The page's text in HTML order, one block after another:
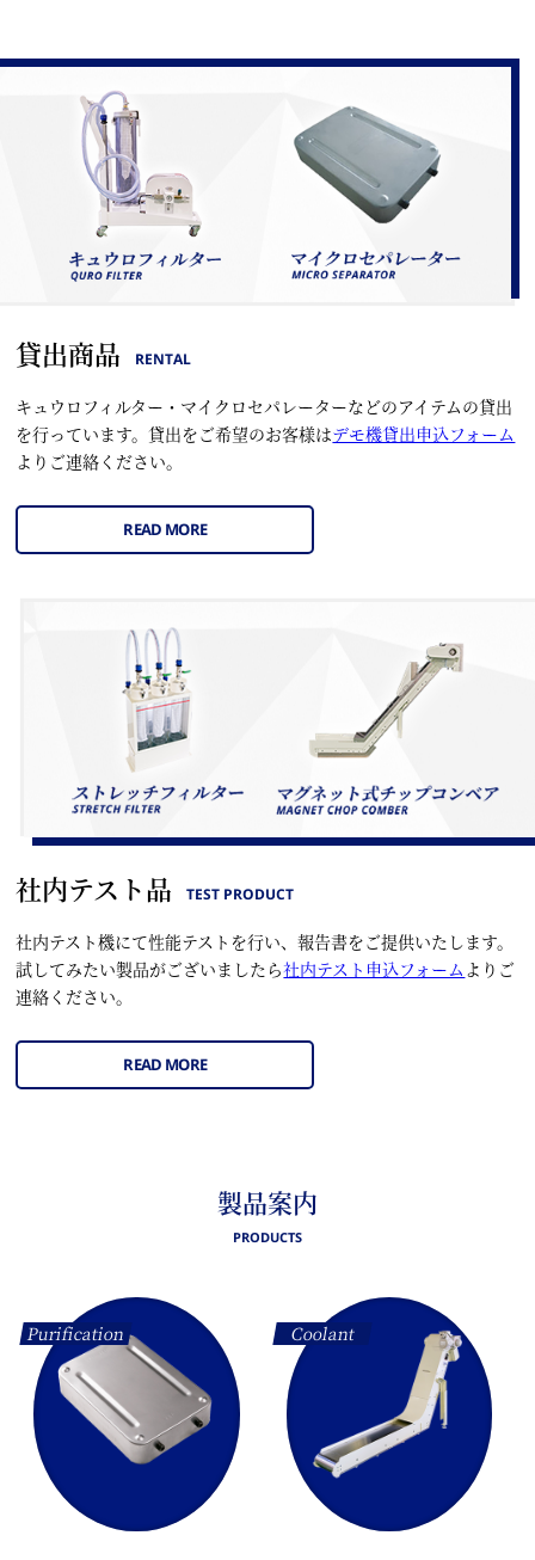
貸出商品 RENTAL
キュウロフィルター・マイクロセパレーターなどのアイテムの貸出
を行っています。貸出をご希望のお客様はデモ機貸出申込フォーム
よりご連絡ください。
READ MORE
社内テスト品 TEST PRODUCT
社内テスト機にて性能テストを行い、報告書をご提供いたします。
試してみたい製品がございましたら社内テスト申込フォーム よりご
連絡ください。
READ MORE
製品案内
PRODUCTS
Purification Coolant